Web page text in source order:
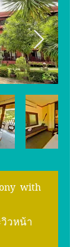
with
วิวหน้า